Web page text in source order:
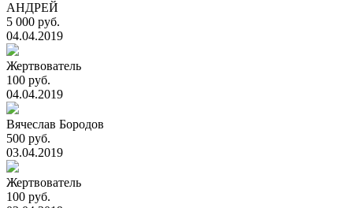
АНДРЕЙ
5 000 руб.
04.04.2019
Жертвователь
100 руб.
04.04.2019
Вячеслав Бородов
500 руб.
03.04.2019
Жертвователь
100 руб.